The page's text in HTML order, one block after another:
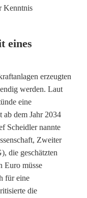
Kenntnis
eines
erzeugten
werden. Laut
eine
ab dem Jahr 2034
Scheidler nannte
Zweiter
die geschätzten
Euro müsse
für eine
die